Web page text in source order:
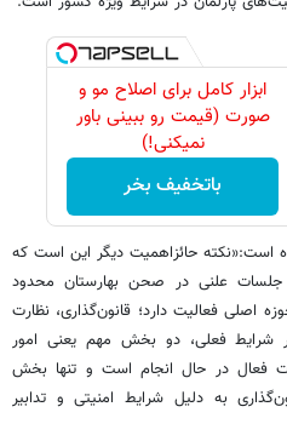
ابزار کامل برای اصلاح مو و
صورت (قیمت رو ببینی باور
نمیکنی!)
باتخفیف بخر
حائزاهمیت دیگر این است که
جلسات علنی در صحن بهارستان محدود
فعالیت دارد؛ قانون‌گذاری، نظارت
فعلی، دو بخش مهم یعنی امور
فعال در حال انجام است و تنها بخش
به دلیل شرایط امنیتی و تدابیر